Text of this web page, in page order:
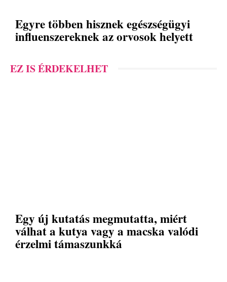
Egyre többen hisznek egészségügyi
influenszereknek az orvosok helyett
EZ IS ÉRDEKELHET
Egy új kutatás megmutatta, miért
válhat a kutya vagy a macska valódi
érzelmi támaszunkká